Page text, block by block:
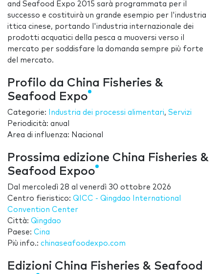
and Seafood Expo 2015 sarà programmata per il
successo e costituirà un grande esempio per l'industria
ittica cinese, portando l'industria internazionale dei
prodotti acquatici della pesca a muoversi verso il
mercato per soddisfare la domanda sempre più forte
del mercato.
Profilo da China Fisheries &
Seafood Expo
Categorie: Industria dei processi alimentari, Servizi
Periodicità: anual
Area di influenza: Nacional
Prossima edizione China Fisheries &
Seafood Expoo
Dal mercoledì 28 al venerdì 30 ottobre 2026
Centro fieristico: QICC - Qingdao International
Convention Center
Città: Qingdao
Paese: Cina
Più info.: chinaseafoodexpo.com
Edizioni China Fisheries & Seafood